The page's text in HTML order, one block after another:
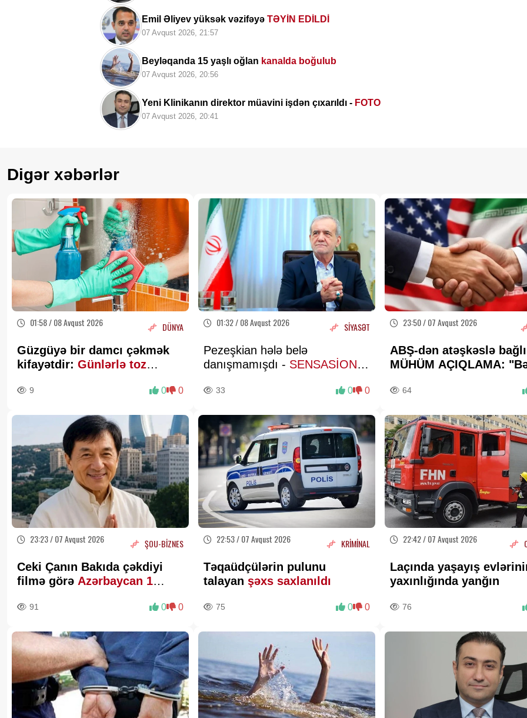
Emil Əliyev yüksək vəzifəyə TƏYİN EDİLDİ
07 Avqust 2026, 21:57
Beyləqanda 15 yaşlı oğlan kanalda boğulub
07 Avqust 2026, 20:56
Yeni Klinikanın direktor müavini işdən çıxarıldı - FOTO
07 Avqust 2026, 20:41
Digər xəbərlər
01:58 / 08 Avqust 2026 DÜNYA
Güzgüyə bir damcı çəkmək
kifayətdir: Günlərlə toz
9 0 0
01:32 / 08 Avqust 2026 SİYASƏT
Pezeşkian hələ belə
danışmamışdı - SENSASİON
33 0 0
23:50 / 07 Avqust 2026
ABŞ-dən atəşkəslə bağlı
MÜHÜM AÇIQLAMA:
64
23:23 / 07 Avqust 2026 ŞOU-BİZNES
Ceki Çanın Bakıda çəkdiyi
filmə görə Azərbaycan 1
91 0 0
22:53 / 07 Avqust 2026 KRİMİNAL
Təqaüdçülərin pulunu
talayan şəxs saxlanıldı
75 0 0
22:42 / 07 Avqust 2026
Laçında yaşayış
yaxınlığında yanğın
76